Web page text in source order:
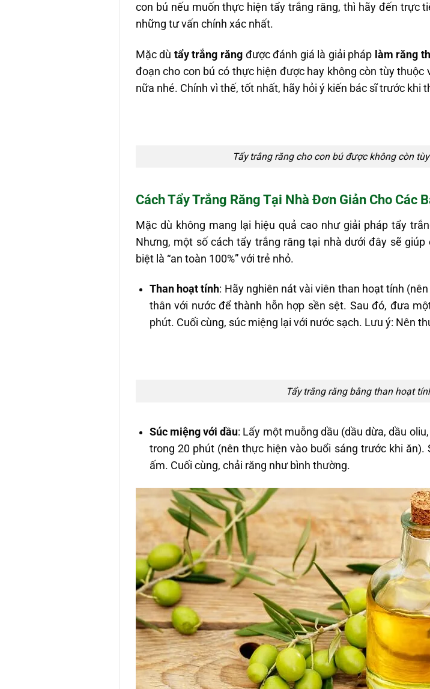
con bú nếu muốn thực hiện tẩy trắng răng, thì hãy đến trực
những tư vấn chính xác nhất.
Mặc dù tẩy trắng răng được đánh giá là giải pháp làm răng
đoạn cho con bú có thực hiện được hay không còn tùy
nữa nhé. Chính vì thế, tốt nhất, hãy hỏi ý kiến bác sĩ trước khi
Tẩy trắng răng cho con bú được không còn
Cách Tẩy Trắng Răng Tại Nhà Đơn Giản Cho Các
Mặc dù không mang lại hiệu quả cao như giải pháp tẩy
Nhưng, một số cách tẩy trắng răng tại nhà dưới đây sẽ
biệt là “an toàn 100%” với trẻ nhỏ.
Than hoạt tính: Hãy nghiên nát vài viên than hoạt tính
thân với nước để thành hỗn hợp sền sệt. Sau đó, đưa
phút. Cuối cùng, súc miệng lại với nước sạch. Lưu ý: Nên
Tẩy trắng răng bằng than hoạt
Súc miệng với dầu: Lấy một muỗng dầu (dầu dừa, dầu
trong 20 phút (nên thực hiện vào buổi sáng trước khi
ấm. Cuối cùng, chải răng như bình thường.